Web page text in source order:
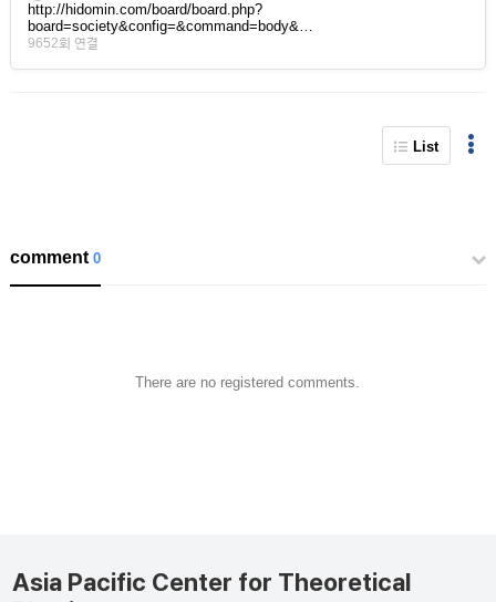
http://hidomin.com/board/board.php?
board=society&config=&command=body&…
9652회 연결
List
comment0
There are no registered comments.
Asia Pacific Center for Theoretical